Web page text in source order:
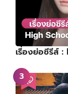
เรื่องย่อซีรีส์